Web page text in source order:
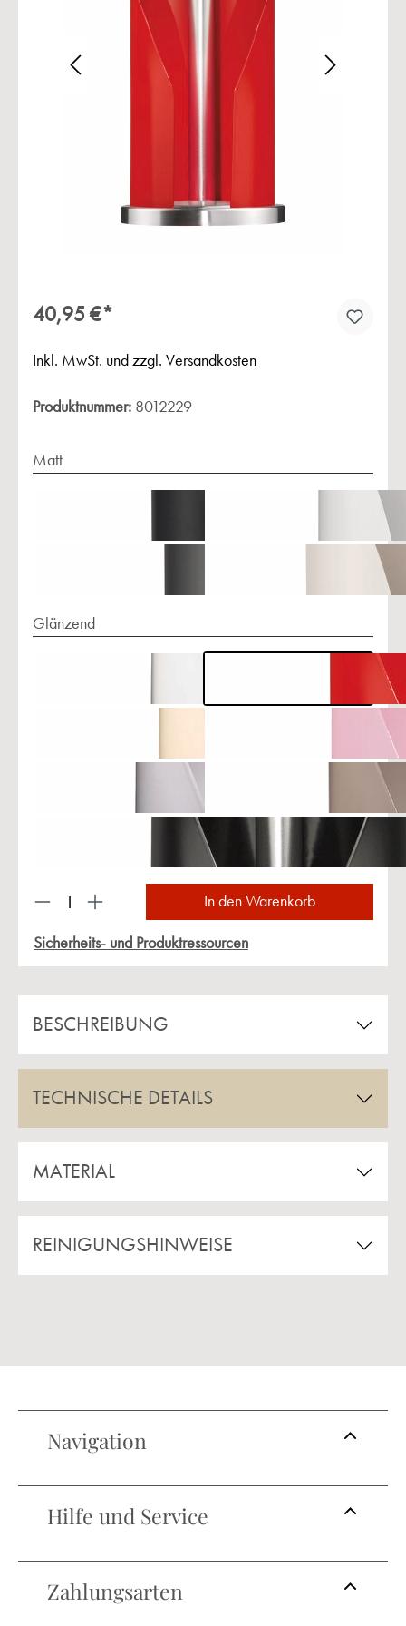
Bildergalerie überspringen
40,95 €*
Inkl. MwSt. und zzgl. Versandkosten
Produktnummer: 8012229
Matt
Glänzend
Produkt Anzahl: Gib den gewünschten Wert
In den Warenkorb
Sicherheits- und Produktressourcen
BESCHREIBUNG
TECHNISCHE DETAILS
MATERIAL
REINIGUNGSHINWEISE
Navigation
Hilfe und Service
Zahlungsarten